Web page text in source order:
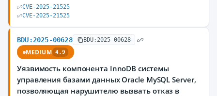
CVE-2025-21525
CVE-2025-21525
BDU:2025-00628 BDU:2025-00628
MEDIUM 4.9
Уязвимость компонента InnoDB системы
управления базами данных Oracle MySQL Server,
позволяющая нарушителю вызвать отказ в